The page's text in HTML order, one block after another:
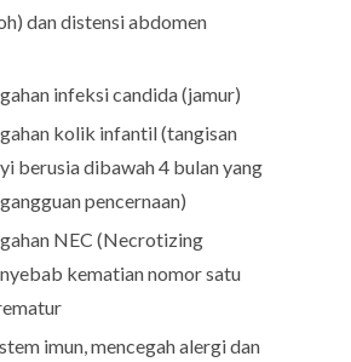
dan distensi abdomen
infeksi candida (jamur)
kolik infantil (tangisan
berusia dibawah 4 bulan yang
pencernaan)
NEC (Necrotizing
kematian nomor satu
imun, mencegah alergi dan